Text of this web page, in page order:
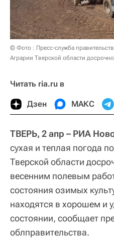
© Фото : Пресс-служба
Аграрии Тверской области
Читать ria.ru в
Дзен МАКС
ТВЕРЬ, 2 апр – РИА
сухая и теплая погода
Тверской области
весенним полевым
состояния озимых
находятся в хорошем и
состоянии, сообщает
облправительства.